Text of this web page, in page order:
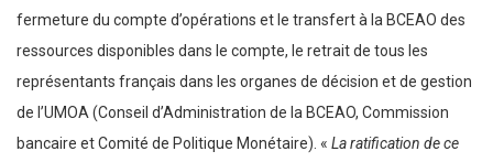
fermeture du compte d’opérations et le transfert à la BCEAO des
ressources disponibles dans le compte, le retrait de tous les
représentants français dans les organes de décision et de gestion
de l’UMOA (Conseil d’Administration de la BCEAO, Commission
bancaire et Comité de Politique Monétaire). « La ratification de ce